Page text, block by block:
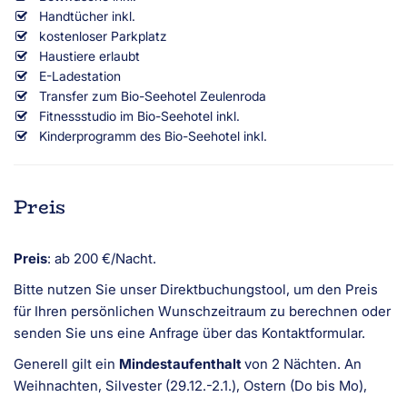
Handtücher inkl.
kostenloser Parkplatz
Haustiere erlaubt
E-Ladestation
Transfer zum Bio-Seehotel Zeulenroda
Fitnessstudio im Bio-Seehotel inkl.
Kinderprogramm des Bio-Seehotel inkl.
Preis
Preis: ab 200 €/Nacht.
Bitte nutzen Sie unser Direktbuchungstool, um den Preis
für Ihren persönlichen Wunschzeitraum zu berechnen oder
senden Sie uns eine Anfrage über das Kontaktformular.
Generell gilt ein Mindestaufenthaltvon 2 Nächten. An
Weihnachten, Silvester (29.12.-2.1.), Ostern (Do bis Mo),